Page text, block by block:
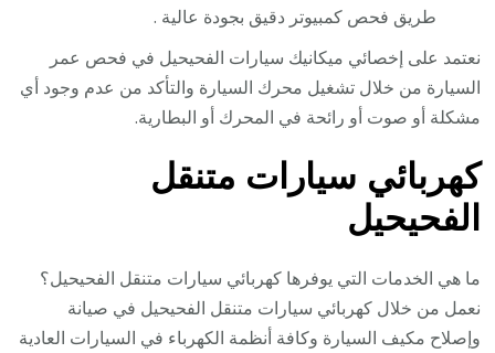
طريق فحص كمبيوتر دقيق بجودة عالية .
نعتمد على إخصائي ميكانيك سيارات الفحيحيل في فحص عمر
السيارة من خلال تشغيل محرك السيارة والتأكد من عدم وجود أي
مشكلة أو صوت أو رائحة في المحرك أو البطارية.
كهربائي سيارات متنقل
الفحيحيل
ما هي الخدمات التي يوفرها كهربائي سيارات متنقل الفحيحيل؟
نعمل من خلال كهربائي سيارات متنقل الفحيحيل في صيانة
وإصلاح مكيف السيارة وكافة أنظمة الكهرباء في السيارات العادية